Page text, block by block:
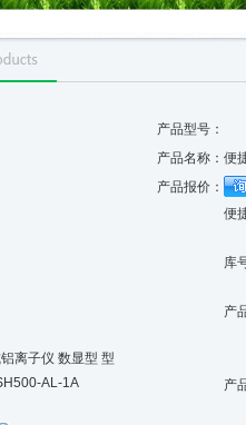
产品型号：
产品名称： 便
产品报价：
便
库
产
产